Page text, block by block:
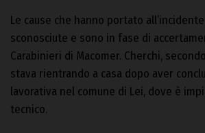
Le cause che hanno portato
sconosciute e sono in fase di
Carabinieri di Macomer. Cherchi,
stava rientrando a casa dopo aver
lavorativa nel comune di Lei, dove è
tecnico.